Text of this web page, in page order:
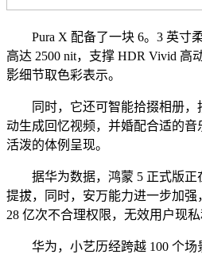
Pura X 配备了一块 6。3 英寸
高达 2500 nit，支撑 HDR Vivid 高
影细节取色彩表示。
同时，它还可智能拾掇相册，
动生成回忆视频，并婚配合适的
活泼的体例呈现。
据华为数据，鸿蒙 5 正式版正
提拔，同时，安万能力进一步加
28 亿次不合理权限，无效用户现私
华为，小艺历经跨越 100 个场